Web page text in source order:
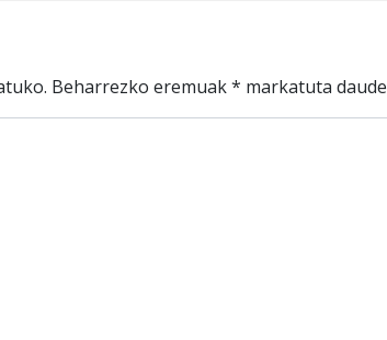
Beharrezko eremuak* markatuta daude